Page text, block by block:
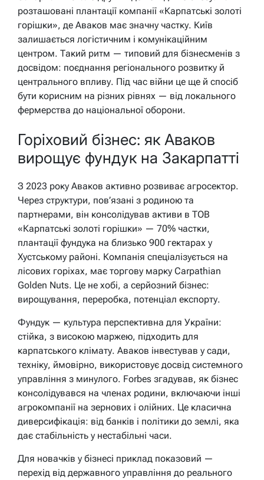
розташовані плантації компанії «Карпатські золоті
горішки», де Аваков має значну частку. Київ
залишається логістичним і комунікаційним
центром. Такий ритм — типовий для бізнесменів з
досвідом: поєднання регіонального розвитку й
центрального впливу. Під час війни це ще й спосіб
бути корисним на різних рівнях — від локального
фермерства до національної оборони.
Горіховий бізнес: як Аваков
вирощує фундук на Закарпатті
З 2023 року Аваков активно розвиває агросектор.
Через структури, пов’язані з родиною та
партнерами, він консолідував активи в ТОВ
«Карпатські золоті горішки» — 70% частки,
плантації фундука на близько 900 гектарах у
Хустському районі. Компанія спеціалізується на
лісових горіхах, має торгову марку Carpathian
Golden Nuts. Це не хобі, а серйозний бізнес:
вирощування, переробка, потенціал експорту.
Фундук — культура перспективна для України:
стійка, з високою маржею, підходить для
карпатського клімату. Аваков інвестував у сади,
техніку, ймовірно, використовує досвід системного
управління з минулого. Forbes згадував, як бізнес
консолідувався на членах родини, включаючи інші
агрокомпанії на зернових і олійних. Це класична
диверсифікація: від банків і політики до землі, яка
дає стабільність у нестабільні часи.
Для новачків у бізнесі приклад показовий —
перехід від державного управління до реального